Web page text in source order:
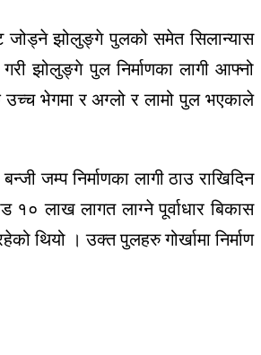
जोड्ने झोलुङ्गे पुलको समेत सिलान्यास
झोलुङ्गे पुल निर्माणका लागी आफ्नो
उच्च भेगमा र अग्लो र लामो पुल भएकाले
जम्प निर्माणका लागी ठाउ राखिदिन
१० लाख लागत लाग्ने पूर्वाधार बिकास
थियो । उक्त पुलहरु गोर्खामा निर्माण